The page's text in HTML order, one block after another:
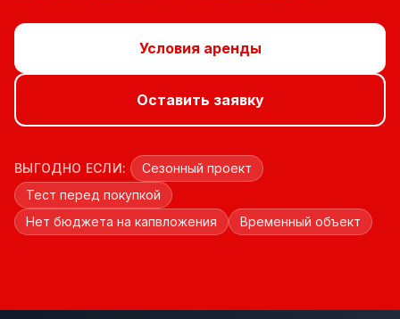
Условия аренды
Оставить заявку
ВЫГОДНО ЕСЛИ:
Сезонный проект
Тест перед покупкой
Нет бюджета на капвложения
Временный объект